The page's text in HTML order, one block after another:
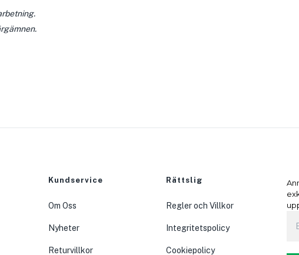
Kundservice
Om Oss
Nyheter
Returvillkor
Rättslig
Regler och Villkor
Integritetspolicy
Cookiepolicy